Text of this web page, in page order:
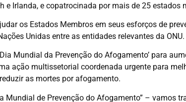
e Irlanda, e copatrocinada por mais de 25 estados
os Estados Membros em seus esforços de
Unidas entre as entidades relevantes da ONU.
Mundial da Prevenção do Afogamento’ para
ação multissetorial coordenada urgente para
as mortes por afogamento.
Mundial de Prevenção do Afogamento” – vamos